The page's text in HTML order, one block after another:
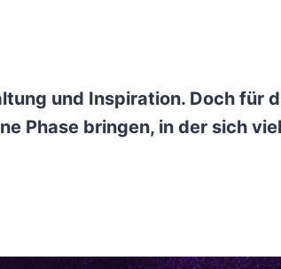
und Inspiration. Doch für
Phase bringen, in der sich